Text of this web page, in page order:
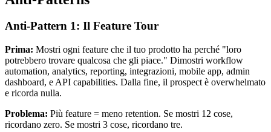
Anti-Pattern 1: Il Feature Tour
Prima: Mostri ogni feature che il tuo prodotto ha perché "loro
potrebbero trovare qualcosa che gli piace." Dimostri workflow
automation, analytics, reporting, integrazioni, mobile app, admin
dashboard, e API capabilities. Dalla fine, il prospect è overwhelmato
e ricorda nulla.
Problema: Più feature = meno retention. Se mostri 12 cose,
ricordano zero. Se mostri 3 cose, ricordano tre.